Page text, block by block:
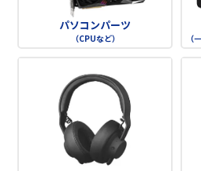
パソコンパーツ
（CPUなど） （